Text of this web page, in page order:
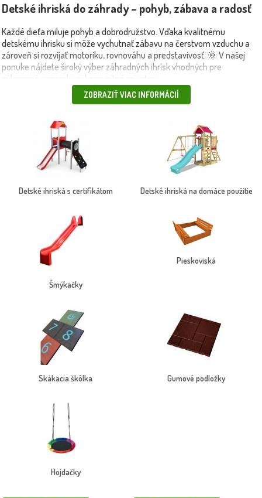
Detské ihriská do záhrady – pohyb, zábava a radosť
Každé dieťa miluje pohyb a dobrodružstvo. Vďaka kvalitnému
detskému ihrisku si môže vychutnať zábavu na čerstvom vzduchu a
zároveň si rozvíjať motoriku, rovnováhu a predstavivosť. 🌞 V našej
ponuke nájdete široký výber záhradných ihrísk vhodných pre
súkromné pozemky aj komunitné priestory.
💡 Prečo si vybrať detské ihrisko od Maxgarden?
Robustné a bezpečné konštrukcie zo smrekového dreva alebo
kvalitného plastu
Certifikované a zdravotne nezávadné materiály
Možnosť kombinácie jednotlivých prvkov (šmýkačky, hojdačky,
lezecké steny, pieskoviská)
🎠 Vyberte si zo sortimentu:
Záhradné hojdačky
Pieskoviská
Drevené domčeky
Kompletné zostavy detských ihrísk
💡 Tip: Detské ihrisko umiestnite na trávnatý alebo tlmiaci povrch pre
vyššiu bezpečnosť. Odporúčame tiež doplniť o gumové dlaždice pre
zmiernenie pádov.
📦 Produkty doručíme rýchlo a bezpečne – vlastnou dopravou alebo
kuriérom. Doprajte svojim deťom vlastné ihrisko, ktoré im vyčarí
úsmev na tvári! 😊
ZOBRAZIŤ VIAC INFORMÁCIÍ
Detské ihriská s certifikátom Detské ihriská na domáce použitie
Šmýkačky
Pieskoviská
Skákacia škôlka Gumové podložky
Hojdačky